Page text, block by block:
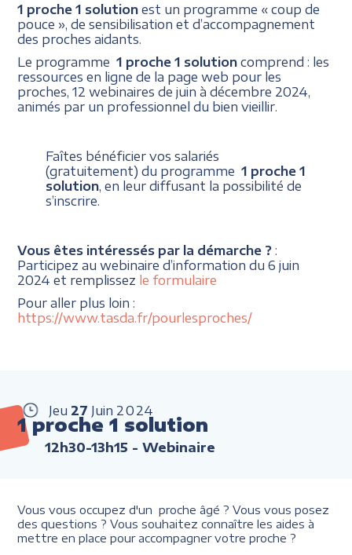
1 proche 1 solution est un programme « coup de
pouce », de sensibilisation et d’accompagnement
des proches aidants.
Le programme1 proche 1 solution comprend : les
ressources en ligne de la page web pour les
proches, 12 webinaires de juin à décembre 2024,
animés par un professionnel du bien vieillir.
Faîtes bénéficier vos salariés
(gratuitement) du programme1 proche 1
solution, en leur diffusant la possibilité de
s’inscrire.
Vous êtes intéressés par la démarche ? :
Participez au webinaire d’information du 6 juin
2024 et remplissez le formulaire
Pour aller plus loin :
https://www.tasda.fr/pourlesproches/
Jeu 27 Juin 2024
1 proche 1 solution
12h30-13h15 - Webinaire
Vous vous occupez d'un proche âgé ? Vous vous posez
des questions ? Vous souhaitez connaître les aides à
mettre en place pour accompagner votre proche ?